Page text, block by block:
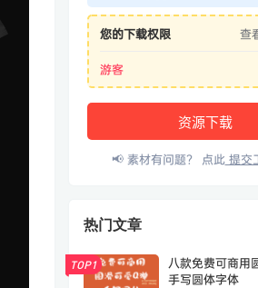
您的下载权限 查
游客
资源下载
📢 素材有问题？ 点此提交
热门文章
TOP1
八款免费可商用
手写圆体字体